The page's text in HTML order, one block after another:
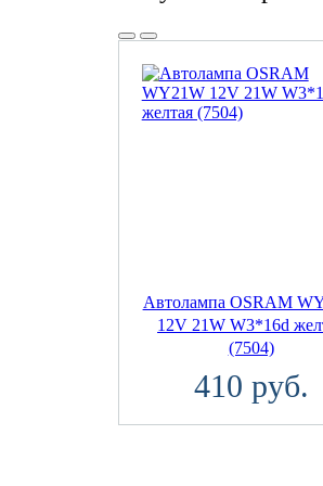
Автолампа OSRAM
12V 21W W3*16d
(7504)
410 руб.